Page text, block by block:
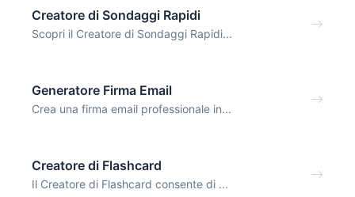
Creatore di Sondaggi Rapidi
Scopri il Creatore di Sondaggi Rapidi...
Generatore Firma Email
Crea una firma email professionale in...
Creatore di Flashcard
Il Creatore di Flashcard consente di ...